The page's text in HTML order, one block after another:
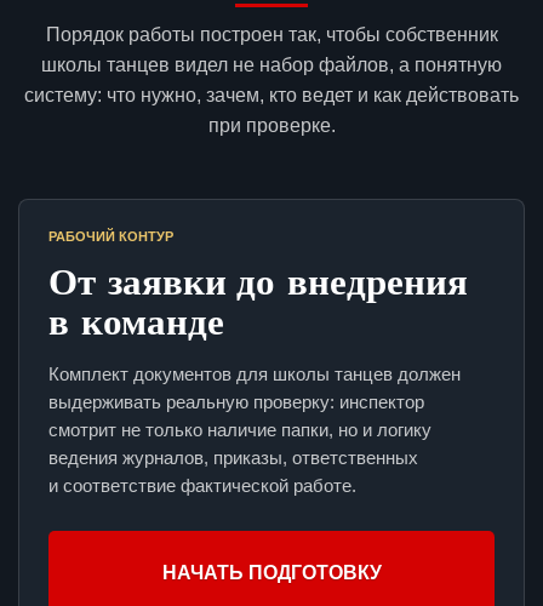
Порядок работы построен так, чтобы собственник
школы танцев видел не набор файлов, а понятную
систему: что нужно, зачем, кто ведет и как действовать
при проверке.
РАБОЧИЙ КОНТУР
От заявки до внедрения
в команде
Комплект документов для школы танцев должен
выдерживать реальную проверку: инспектор
смотрит не только наличие папки, но и логику
ведения журналов, приказы, ответственных
и соответствие фактической работе.
НАЧАТЬ ПОДГОТОВКУ